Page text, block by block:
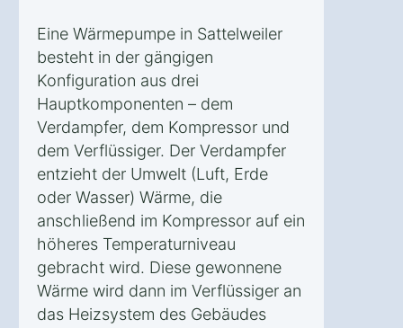
Eine Wärmepumpe in Sattelweiler
besteht in der gängigen
Konfiguration aus drei
Hauptkomponenten – dem
Verdampfer, dem Kompressor und
dem Verflüssiger. Der Verdampfer
entzieht der Umwelt (Luft, Erde
oder Wasser) Wärme, die
anschließend im Kompressor auf ein
höheres Temperaturniveau
gebracht wird. Diese gewonnene
Wärme wird dann im Verflüssiger an
das Heizsystem des Gebäudes